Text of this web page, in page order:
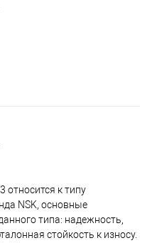
относится к типу
NSK, основные
типа: надежность,
стойкость к износу.